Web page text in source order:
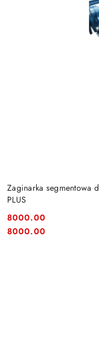
Zaginarka segmentowa
PLUS
Cena:
8000.00
Cena:
8000.00